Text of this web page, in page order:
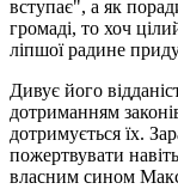
вступає", а як
громаді, то хоч
ліпшої радине
Дивує його
дотриманням
дотримується їх.
пожертвувати
власним сином